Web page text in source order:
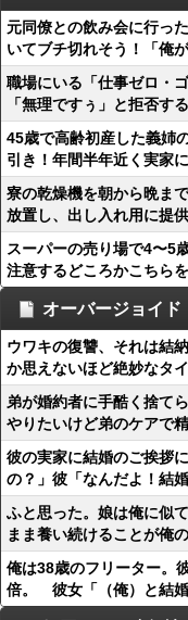
元同僚との飲み会に行っ
いてブチ切れそう！「俺
職場にいる「仕事ゼロ・
「無理ですぅ」と拒否す
45歳で高齢初産した義姉
引き！年間半年近く実家
寮の乾燥機を朝から晩ま
放置し、出し入れ用に提
スーパーの売り場で4〜5
注意するどころかこちら
オーバージョイド
ウワキの復讐、それは結
か思えないほど絶妙なタ
弟が婚約者に手酷く捨
やりたいけど弟のケアで
彼の実家に結婚のご挨拶
の？」彼「なんだよ！結
ふと思った。娘は俺に似
まま養い続けることが俺
俺は38歳のフリーター。
倍。 彼女「（俺）と結